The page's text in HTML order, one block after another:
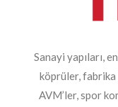
Sanayi yapıları,
köprüler, fabrika
AVM’ler, spor